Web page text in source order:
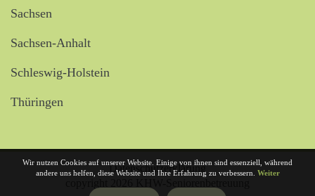
Sachsen
Sachsen-Anhalt
Schleswig-Holstein
Thüringen
Datenschutzerklärung
Wir nutzen Cookies auf unserer Website. Einige von ihnen sind essenziell, während
andere uns helfen, diese Website und Ihre Erfahrung zu verbessern.
Weiter